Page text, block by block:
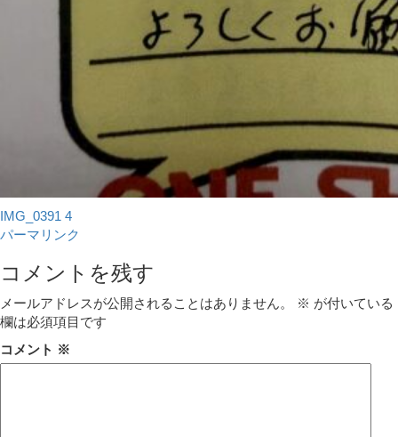
IMG_0391 4
パーマリンク
コメントを残す
メールアドレスが公開されることはありません。 ※ が付いている
欄は必須項目です
コメント ※